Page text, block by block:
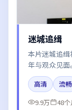
迷城追缉
本片迷城追
年与观众见
子怡、段奕
市与冷色调摄
高清
流畅
9.9万
48